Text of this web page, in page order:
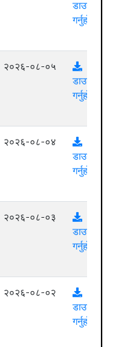
डाउनलोड
गर्नुहोस्
२०२६-०८-०५
डाउनलोड
गर्नुहोस्
२०२६-०८-०४
डाउनलोड
गर्नुहोस्
२०२६-०८-०३
डाउनलोड
गर्नुहोस्
२०२६-०८-०२
डाउनलोड
गर्नुहोस्